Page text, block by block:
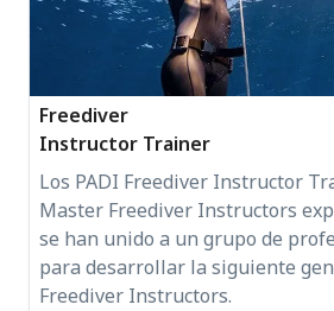
Freediver
Instructor Trainer
Los PADI Freediver Instructor
Master Freediver Instructors
se han unido a un grupo de
para desarrollar la siguiente
Freediver Instructors.